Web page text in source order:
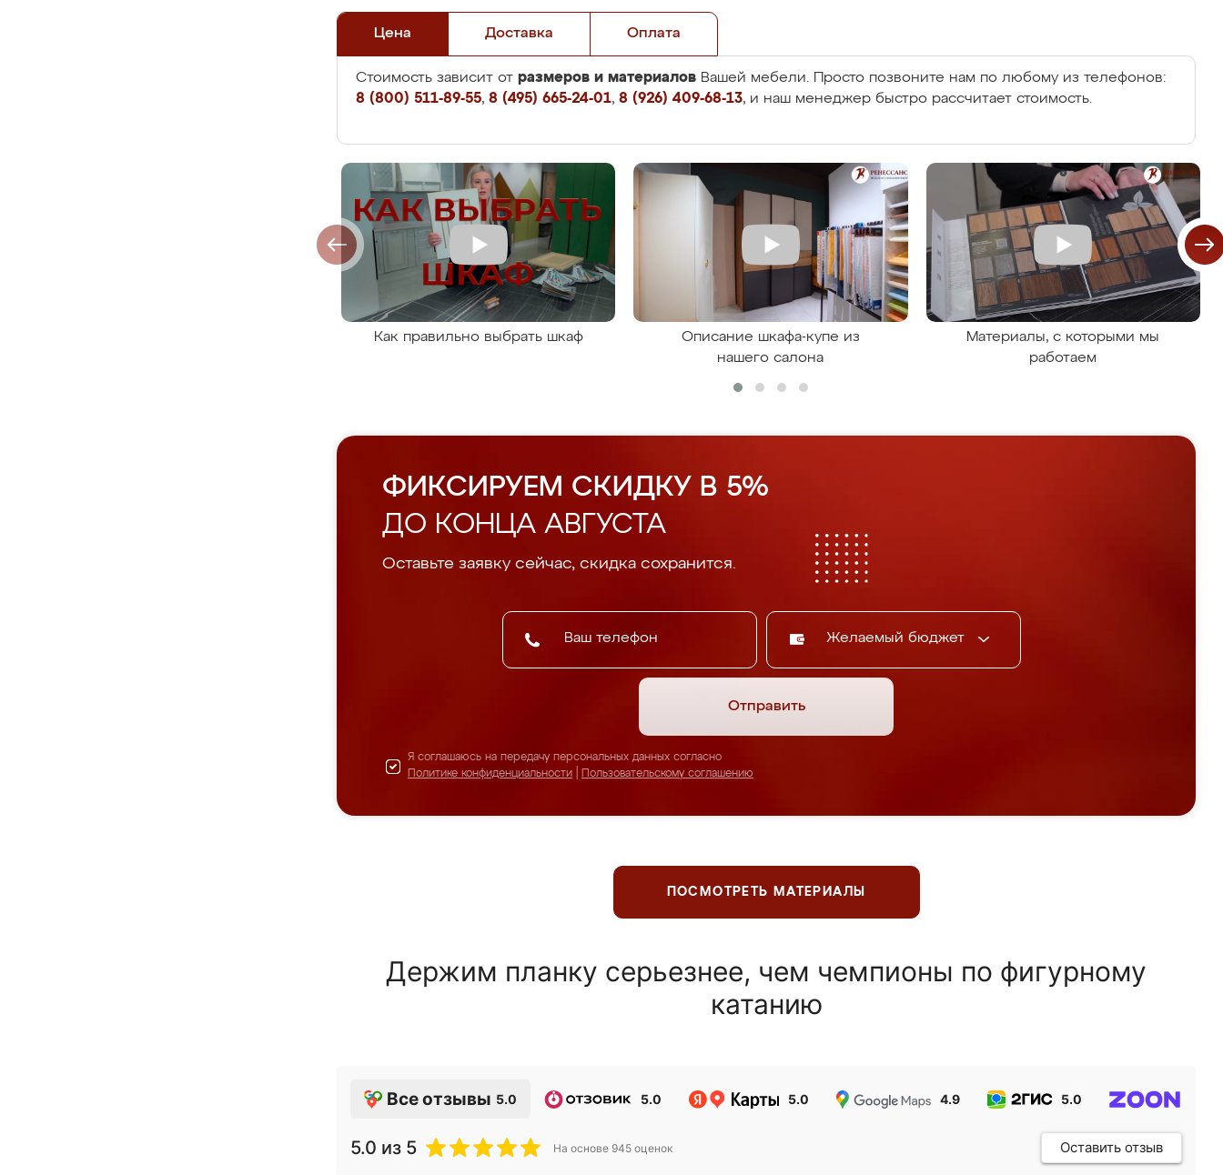
Цена Доставка Оплата
Стоимость зависит от размеров и материалов Вашей мебели. Просто позвоните нам по любому из телефонов:
8 (800) 511-89-55, 8 (495) 665-24-01, 8 (926) 409-68-13, и наш менеджер быстро рассчитает стоимость.
Как правильно выбрать шкаф
Описание шкафа-купе из
нашего салона
Материалы, с которыми мы
работаем
ФИКСИРУЕМ СКИДКУ В 5%
ДО КОНЦА АВГУСТА
Оставьте заявку сейчас, скидка сохранится.
Желаемый бюджет
Отправить
Я соглашаюсь на передачу персональных данных согласно
Политике конфиденциальности
Пользовательскому соглашению
ПОСМОТРЕТЬ МАТЕРИАЛЫ
Держим планку серьезнее, чем чемпионы по фигурному
катанию
Все отзывы 5.0 5.0 5.0 4.9 5.0
5.0 из 5 На основе 945 оценок Оставить отзыв